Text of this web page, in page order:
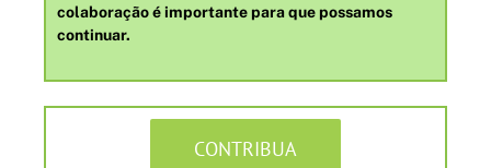
colaboração é importante para que possamos
continuar.
CONTRIBUA